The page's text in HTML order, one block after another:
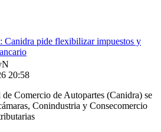
Canidra pide flexibilizar impuestos y
20:58
Comercio de Autopartes (Canidra) se
Conindustria y Consecomercio